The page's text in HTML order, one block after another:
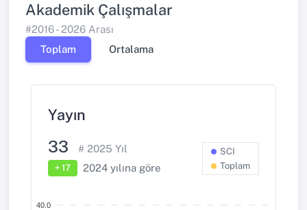
Akademik Çalışmalar
#2016 - 2026 Arası
Toplam
Ortalama
Yayın
33 # 2025 Yıl
+ 17 2024 yılına göre
SCI
Toplam
40.0